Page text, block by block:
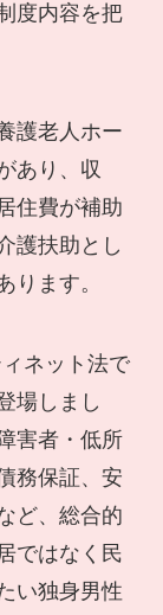
度内容を把
護老人ホー
あり、収
住費が補助
護扶助とし
ります。
ネット法で
場しまし
害者・低所
務保証、安
ど、総合的
ではなく民
い独身男性